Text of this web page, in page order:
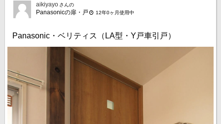
aikiyayo さんの
Panasonicの扉・戸 12年0ヶ月使用中
Panasonic・ベリティス（LA型・Y戸車引戸）